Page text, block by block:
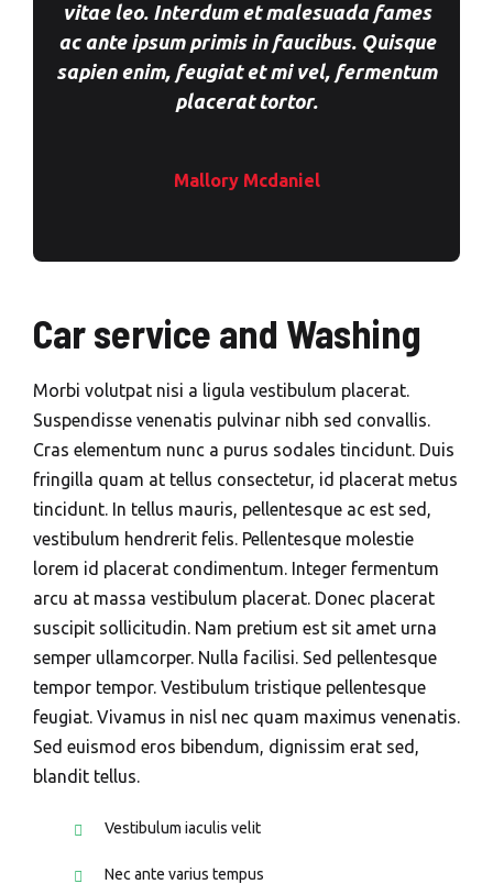
vitae leo. Interdum et malesuada fames
ac ante ipsum primis in faucibus. Quisque
sapien enim, feugiat et mi vel, fermentum
placerat tortor.
Mallory Mcdaniel
Car service and Washing
Morbi volutpat nisi a ligula vestibulum placerat.
Suspendisse venenatis pulvinar nibh sed convallis.
Cras elementum nunc a purus sodales tincidunt. Duis
fringilla quam at tellus consectetur, id placerat metus
tincidunt. In tellus mauris, pellentesque ac est sed,
vestibulum hendrerit felis. Pellentesque molestie
lorem id placerat condimentum. Integer fermentum
arcu at massa vestibulum placerat. Donec placerat
suscipit sollicitudin. Nam pretium est sit amet urna
semper ullamcorper. Nulla facilisi. Sed pellentesque
tempor tempor. Vestibulum tristique pellentesque
feugiat. Vivamus in nisl nec quam maximus venenatis.
Sed euismod eros bibendum, dignissim erat sed,
blandit tellus.
Vestibulum iaculis velit
Nec ante varius tempus